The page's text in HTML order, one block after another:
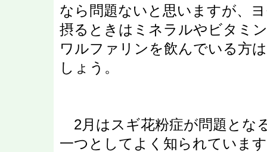
なら問題ないと思いますが、
摂るときはミネラルやビタミ
ワルファリンを飲んでいる方
しょう。
2月はスギ花粉症が問題とな
一つとしてよく知られていま